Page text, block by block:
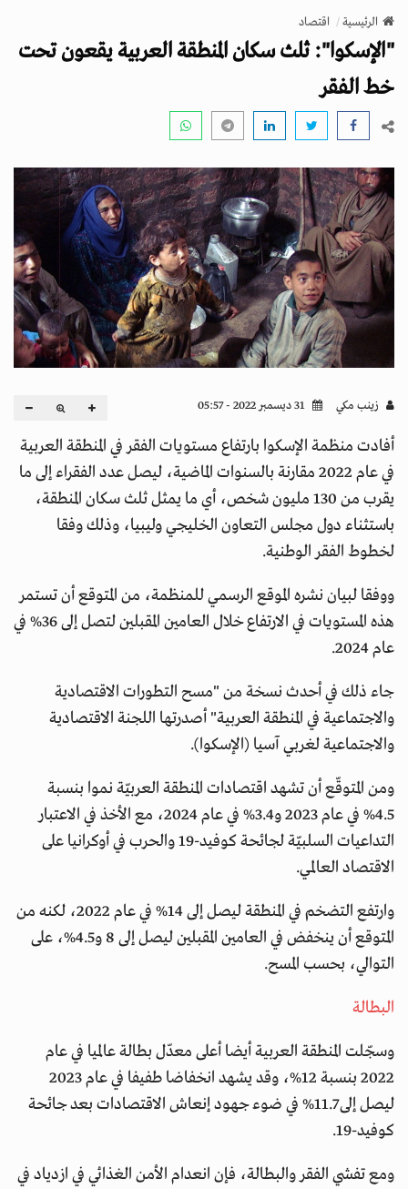
v
i
g
a
n
الرئيسية اقتصاد
"الإسكوا": ثلث سكان المنطقة العربية يقعون تحت
خط الفقر
زينب مكي
أفادت منظمة الإسكوا بارتفاع مستويات الفقر في المنطقة العربية
في عام 2022 مقارنة بالسنوات الماضية، ليصل عدد الفقراء إلى ما
يقرب من 130 مليون شخص، أي ما يمثل ثلث سكان المنطقة،
باستثناء دول مجلس التعاون الخليجي وليبيا، وذلك وفقا
لخطوط الفقر الوطنية.
ووفقا لبيان نشره الموقع الرسمي للمنظمة، من المتوقع أن تستمر
هذه المستويات في الارتفاع خلال العامين المقبلين لتصل إلى 36% في
عام 2024.
جاء ذلك في أحدث نسخة من "مسح التطورات الاقتصادية
والاجتماعية في المنطقة العربية" أصدرتها اللجنة الاقتصادية
والاجتماعية لغربي آسيا (الإسكوا).
ومن المتوقّع أن تشهد اقتصادات المنطقة العربيّة نموا بنسبة
4.5% في عام 2023 و3.4% في عام 2024، مع الأخذ في الاعتبار
التداعيات السلبيّة لجائحة كوفيد-19 والحرب في أوكرانيا على
الاقتصاد العالمي.
وارتفع التضخم في المنطقة ليصل إلى 14% في عام 2022، لكنه من
المتوقع أن ينخفض في العامين المقبلين ليصل إلى 8 و4.5%، على
التوالي، بحسب المسح.
البطالة
وسجّلت المنطقة العربية أيضا أعلى معدّل بطالة عالميا في عام
2022 بنسبة 12%، وقد يشهد انخفاضا طفيفا في عام 2023
ليصل إلى 11.7% في ضوء جهود إنعاش الاقتصادات بعد جائحة
كـوفيد-19.
ومع تفشي الفقر والبطالة، فإن انعدام الأمن الغذائي في ازدياد في